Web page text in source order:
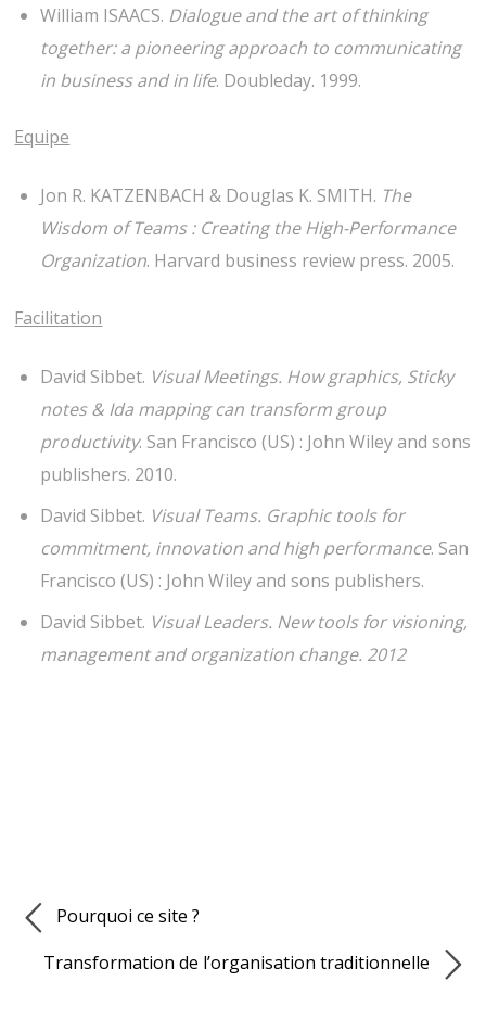
William ISAACS. Dialogue and the art of thinking
together: a pioneering approach to communicating
in business and in life. Doubleday. 1999.
Equipe
Jon R. KATZENBACH & Douglas K. SMITH. The
Wisdom of Teams : Creating the High-Performance
Organization. Harvard business review press. 2005.
Facilitation
David Sibbet. Visual Meetings. How graphics, Sticky
notes & Ida mapping can transform group
productivity. San Francisco (US) : John Wiley and sons
publishers. 2010.
David Sibbet. Visual Teams. Graphic tools for
commitment, innovation and high performance. San
Francisco (US) : John Wiley and sons publishers.
David Sibbet. Visual Leaders. New tools for visioning,
management and organization change. 2012
Pourquoi ce site ?
Transformation de l’organisation traditionnelle